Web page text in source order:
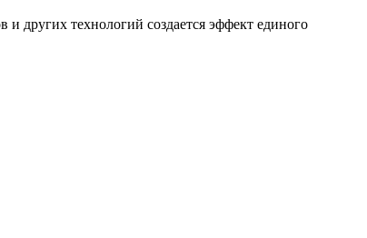
и других технологий создается эффект единого